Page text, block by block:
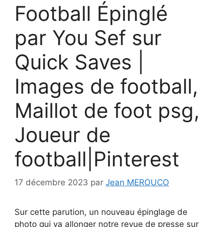
Football Épinglé
par You Sef sur
Quick Saves |
Images de football,
Maillot de foot psg,
Joueur de
football|Pinterest
17 décembre 2023 par Jean MEROUCO
Sur cette parution, un nouveau épinglage de
photo qui va allonger notre revue de presse sur